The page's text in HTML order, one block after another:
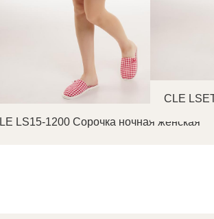
LS15-1200 Сорочка ночная женская
CLE